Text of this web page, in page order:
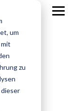
um
zu
Certified
for